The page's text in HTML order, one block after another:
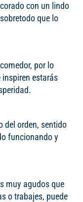
con un lindo
que lo
por lo
estarás
del orden, sentido
funcionando y
muy agudos que
o trabajes, puede